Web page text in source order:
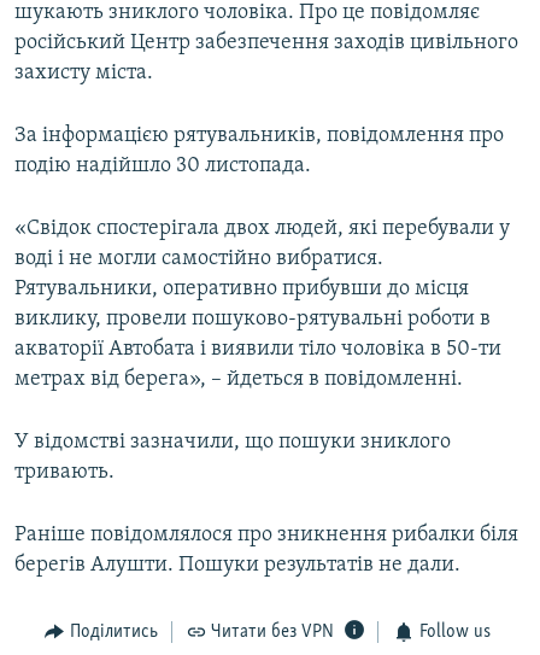
Усі сайти RFE/RL
шукають зниклого чоловіка. Про це повідомляє
російський Центр забезпечення заходів цивільного
захисту міста.
За інформацією рятувальників, повідомлення про
подію надійшло 30 листопада.
«Свідок спостерігала двох людей, які перебували у
воді і не могли самостійно вибратися.
Рятувальники, оперативно прибувши до місця
виклику, провели пошуково-рятувальні роботи в
акваторії Автобата і виявили тіло чоловіка в 50-ти
метрах від берега», – йдеться в повідомленні.
У відомстві зазначили, що пошуки зниклого
тривають.
Раніше повідомлялося про зникнення рибалки біля
берегів Алушти. Пошуки результатів не дали.
Поділитись Читати без VPN Follow us